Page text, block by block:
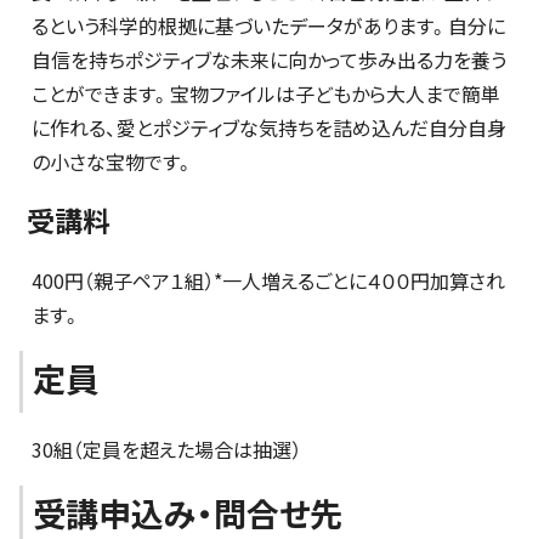
るという科学的根拠に基づいたデータがあります。自分に
自信を持ちポジティブな未来に向かって歩み出る力を養う
ことができます。宝物ファイルは子どもから大人まで簡単
に作れる、愛とポジティブな気持ちを詰め込んだ自分自身
の小さな宝物です。
受講料
400円（親子ペア１組）*一人増えるごとに４００円加算され
ます。
定員
30組（定員を超えた場合は抽選）
受講申込み・問合せ先